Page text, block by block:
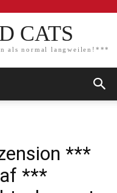
CATS
als normal langweilen!***
***
***